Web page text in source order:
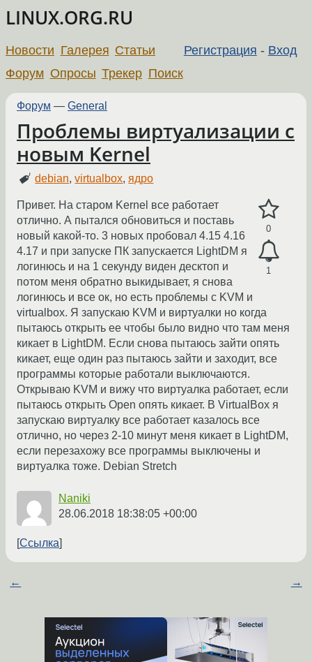
LINUX.ORG.RU
Регистрация - Вход
Новости Галерея Статьи
Форум Опросы Трекер Поиск
Форум — General
Проблемы виртуализации с
новым Kernel
debian,virtualbox,ядро
0
1
Привет. На старом Kernel все работает
отлично. А пытался обновиться и поставь
новый какой-то. 3 новых пробовал 4.15 4.16
4.17 и при запуске ПК запускается LightDM я
логинюсь и на 1 секунду виден десктоп и
потом меня обратно выкидывает, я снова
логинюсь и все ок, но есть проблемы с KVM и
virtualbox. Я запускаю KVM и виртуалки но когда
пытаюсь открыть ее чтобы было видно что там меня
кикает в LightDM. Если снова пытаюсь зайти опять
кикает, еще один раз пытаюсь зайти и заходит, все
программы которые работали выключаются.
Открываю KVM и вижу что виртуалка работает, если
пытаюсь открыть Open опять кикает. В VirtualBox я
запускаю виртуалку все работает казалось все
отлично, но через 2-10 минут меня кикает в LightDM,
если перезахожу все программы выключены и
виртуалка тоже. Debian Stretch
Naniki
28.06.2018 18:38:05 +00:00
Ссылка
← →